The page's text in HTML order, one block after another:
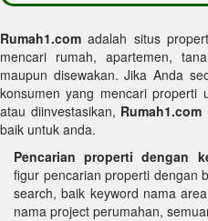
Rumah1.com adalah situs
mencari rumah, apartemen,
maupun disewakan. Jika Anda
konsumen yang mencari properti
atau diinvestasikan, Rumah1.com
baik untuk anda.
Pencarian properti dengan
figur pencarian properti dengan
search, baik keyword nama
nama project perumahan,